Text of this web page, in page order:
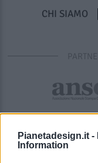
Pianetadesign.it -
Information
CHI SIAMO